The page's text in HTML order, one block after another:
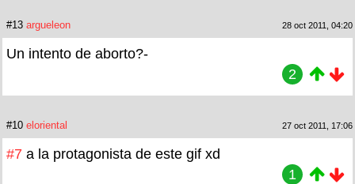
#13 argueleon 28 oct 2011, 04:20
Un intento de aborto?-
2
#10 eloriental 27 oct 2011, 17:06
#7 a la protagonista de este gif xd
1